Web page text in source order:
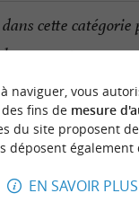
cette catégorie
moment...
naviguer, vous
fins de mesure
du site proposent
déposent également
EN SAVOIR PLUS